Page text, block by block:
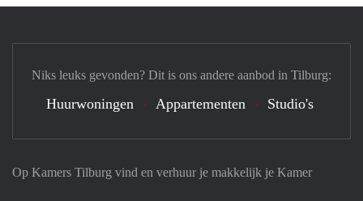
Op Kamers Tilburg vind en verhuur je makkelijk je Kamer
Niks leuks gevonden? Dit is ons andere aanbod in Tilburg:
Huurwoningen Appartementen Studio's